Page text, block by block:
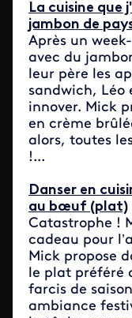
La cuisine que
jambon de
Après un
avec du
leur père les
sandwich, Léo
innover. Mick
en crème
alors, toutes
!...
Danser en
au bœuf (plat)
Catastrophe !
cadeau pour
Mick propose
le plat préféré
farcis de
ambiance